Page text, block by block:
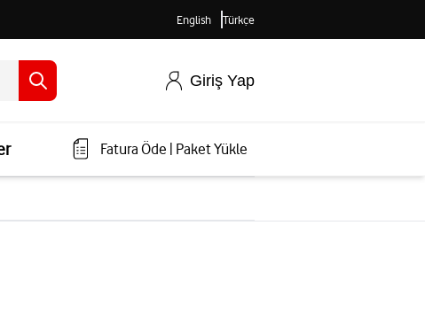
English Türkçe
Giriş Yap
Fatura Öde Paket Yükle